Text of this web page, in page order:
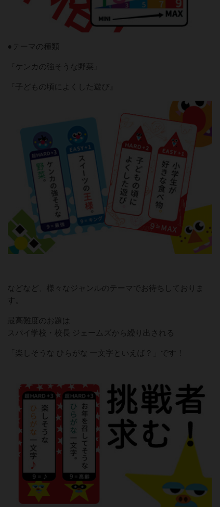
●テーマの種類
『ケンカの強そうな野菜』
『子どもの頃によくした遊び』
などなど、様々なジャンルのテーマでお待ちしておりま
す。
最高難度のお題は
スパイ学校・校長 ジェームズから繰り出される
「楽しそうな ひらがな 一文字といえば？」です！